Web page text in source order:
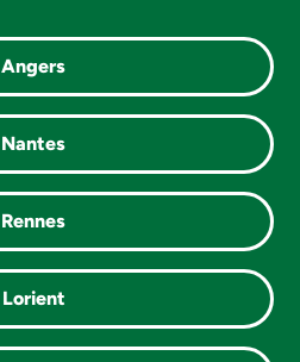
Angers
Nantes
Rennes
Lorient